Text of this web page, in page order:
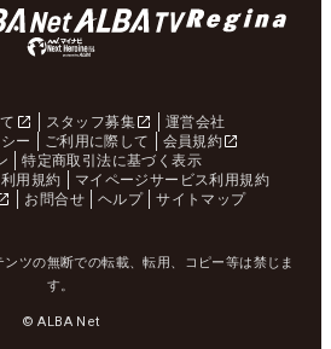
スタッフ募集
運営会社
ー
ご利用に際して
会員規約
特定商取引法に基づく表示
用規約
マイページサービス利用規約
お問合せ ヘルプ サイトマップ
ツの無断での転載、転用、コピー等は禁じま
す。
© ALBA Net